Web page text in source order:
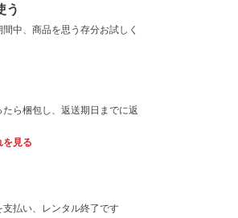
う
間中、商品を思う存分お試しく
たら梱包し、返送期日までに返
を見る
支払い、レンタル終了です